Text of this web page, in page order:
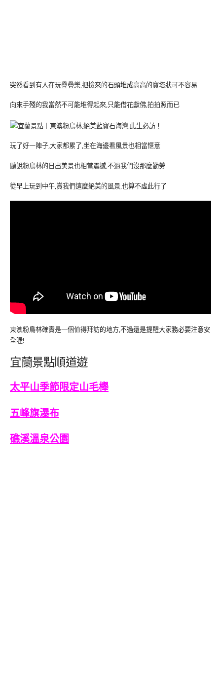
突然看到有人在玩疊疊樂,把撿來的石頭堆成高高的寶塔狀可不容易
向來手殘的我當然不可能堆得起來,只能借花獻佛,拍拍照而已
玩了好一陣子,大家都累了,坐在海邊看風景也相當愜意
聽說粉鳥林的日出美景也相當震撼,不過我們沒那麼勤勞
從早上玩到中午,賞我們這麼絕美的風景,也算不虛此行了
東澳粉鳥林確實是一個值得拜訪的地方,不過還是提醒大家務必要注意安
全喔!
宜蘭景點順道遊
太平山季節限定山毛櫸
五峰旗瀑布
礁溪溫泉公園